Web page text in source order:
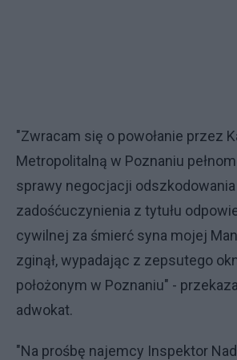
"Zwracam się o powołanie przez
Metropolitalną w Poznaniu
sprawy negocjacji odszkodowania
zadośćuczynienia z tytułu
cywilnej za śmierć syna mojej
zginął, wypadając z zepsutego
położonym w Poznaniu" -
adwokat.
"Na prośbę najemcy Inspektor